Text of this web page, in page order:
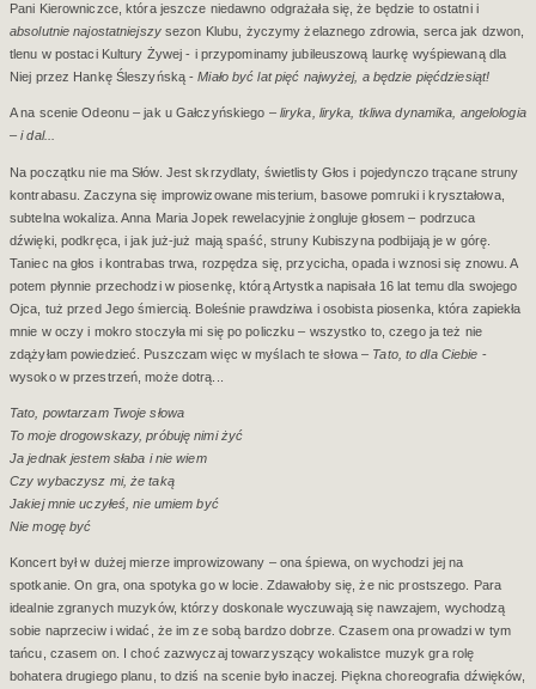
Pani Kierowniczce, która jeszcze niedawno odgrażała się, że będzie to ostatni i
absolutnie najostatniejszysezon Klubu, życzymy żelaznego zdrowia, serca jak dzwon,
tlenu w postaci Kultury Żywej - i przypominamy jubileuszową laurkę wyśpiewaną dla
Niej przez Hankę Śleszyńską -Miało być lat pięć najwyżej, a będzie pięćdziesiąt!
A na scenie Odeonu – jak u Gałczyńskiego – liryka, liryka, tkliwa dynamika, angelologia
– i dal...
Na początku nie ma Słów. Jest skrzydlaty, świetlisty Głos i pojedynczo trącane struny
kontrabasu. Zaczyna się improwizowane misterium, basowe pomruki i kryształowa,
subtelna wokaliza. Anna Maria Jopek rewelacyjnie żongluje głosem – podrzuca
dźwięki, podkręca, i jak już-już mają spaść, struny Kubiszyna podbijają je w górę.
Taniec na głos i kontrabas trwa, rozpędza się, przycicha, opada i wznosi się znowu. A
potem płynnie przechodzi w piosenkę, którą Artystka napisała 16 lat temu dla swojego
Ojca, tuż przed Jego śmiercią. Boleśnie prawdziwa i osobista piosenka, która zapiekła
mnie w oczy i mokro stoczyła mi się po policzku – wszystko to, czego ja też nie
zdążyłam powiedzieć. Puszczam więc w myślach te słowa – Tato, to dla Ciebie -
wysoko w przestrzeń, może dotrą...
Tato, powtarzam Twoje słowa
To moje drogowskazy, próbuję nimi żyć
Ja jednak jestem słaba i nie wiem
Czy wybaczysz mi, że taką
Jakiej mnie uczyłeś, nie umiem być
Nie mogę być
Koncert był w dużej mierze improwizowany – ona śpiewa, on wychodzi jej na
spotkanie. On gra, ona spotyka go w locie. Zdawałoby się, że nic prostszego. Para
idealnie zgranych muzyków, którzy doskonale wyczuwają się nawzajem, wychodzą
sobie naprzeciw i widać, że im ze sobą bardzo dobrze. Czasem ona prowadzi w tym
tańcu, czasem on. I choć zazwyczaj towarzyszący wokalistce muzyk gra rolę
bohatera drugiego planu, to dziś na scenie było inaczej. Piękna choreografia dźwięków,